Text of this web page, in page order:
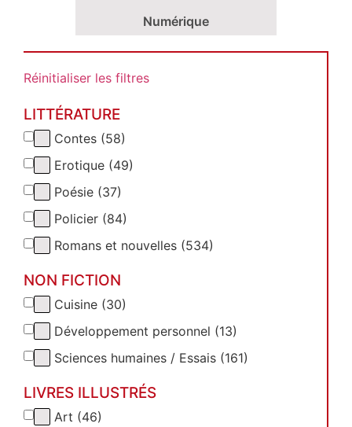
Numérique
Réinitialiser les filtres
LITTÉRATURE
Contes (58)
Erotique (49)
Poésie (37)
Policier (84)
Romans et nouvelles (534)
NON FICTION
Cuisine (30)
Développement personnel (13)
Sciences humaines / Essais (161)
LIVRES ILLUSTRÉS
Art (46)